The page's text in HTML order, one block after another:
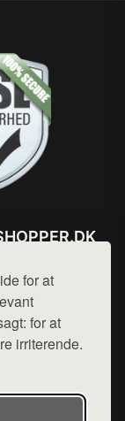
for at
for at
irriterende.
privatlivspolitik
række